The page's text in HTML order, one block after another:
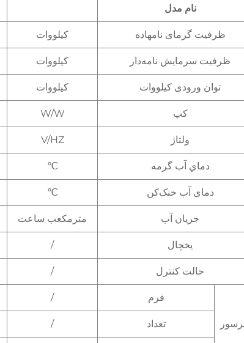
نام مدل
ظرفیت گرمای نامهاده کیلووات
ظرفیت سرمایش نامه‌دار کیلووات
توان ورودی کیلووات کیلووات
کپ W/W
ولتاژ V/HZ
دماي آب گرمه ℃
دمای آب خنک‌کن ℃
جریان آب مترمکعب ساعت
یخچال /
حالت کنترل /
فرم /
تعداد /